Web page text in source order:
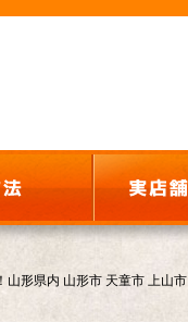
形県内 山形市 天童市 上山